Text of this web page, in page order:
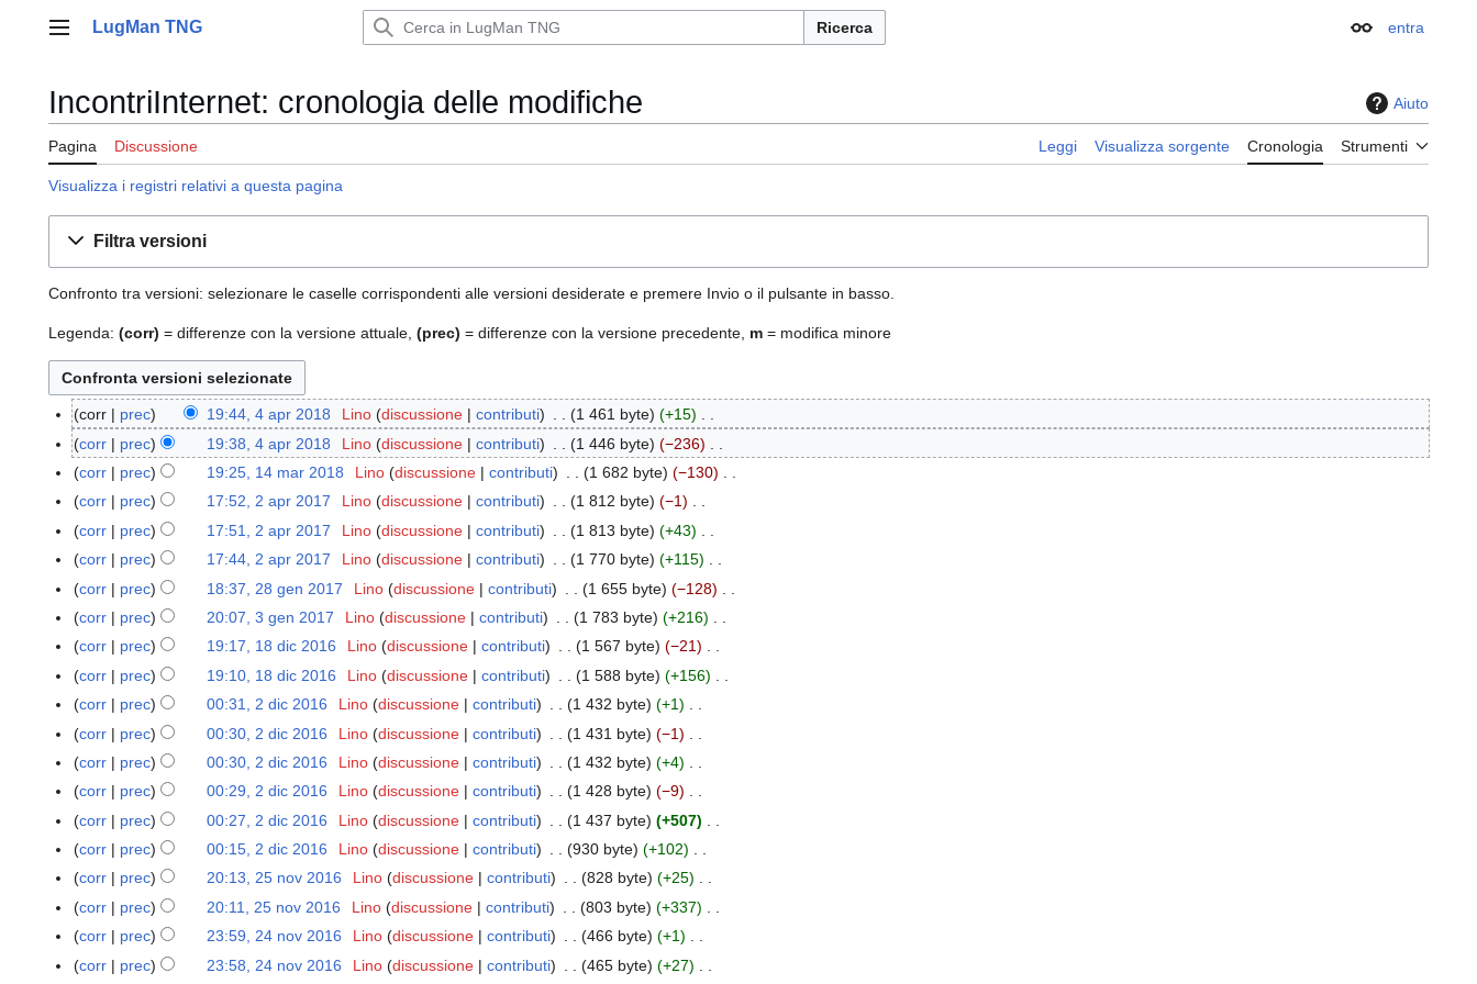
Menu principale
LugMan TNG Ricerca Aspetto
entra
IncontriInternet: cronologia delle modifiche Aiuto
Pagina Discussione Leggi Visualizza sorgente Cronologia Strumenti
Visualizza i registri relativi a questa pagina
Filtra versioni
Confronto tra versioni: selezionare le caselle corrispondenti alle versioni desiderate e premere Invio o il pulsante in basso.
Legenda: (corr) = differenze con la versione attuale, (prec) = differenze con la versione precedente, m = modifica minore
4
a
0
1
8
corr prec 19:44, 4 apr 2018 Lino discussione contributi 1 461 byte
+15
N
e
s
s
u
n
o
g
e
t
t
o
e
l
l
a
m
d
i
f
corr prec 19:38, 4 apr 2018 Lino discussione contributi 1 446 byte
−236
N
s
s
u
n
o
g
e
t
t
o
e
l
l
a
m
d
i
1
4
2
0
1
corr prec 19:25, 14 mar 2018 Lino discussione contributi 1 682 byte
−130
N
s
s
u
n
o
g
e
t
t
o
e
l
l
a
m
d
2
a
0
1
7
corr prec 17:52, 2 apr 2017 Lino discussione contributi 1 812 byte
−1
N
s
s
u
n
o
g
e
t
t
o
e
l
l
a
m
corr prec 17:51, 2 apr 2017 Lino discussione contributi 1 813 byte
+43
N
s
s
u
n
o
g
e
t
t
o
e
l
l
a
corr prec 17:44, 2 apr 2017 Lino discussione contributi 1 770 byte
+115
N
s
s
u
n
o
g
e
t
t
o
e
l
l
2
8
2
0
1
corr prec 18:37, 28 gen 2017 Lino discussione contributi 1 655 byte
−128
N
s
s
u
n
o
g
e
t
t
o
e
l
3
g
0
1
7
corr prec 20:07, 3 gen 2017 Lino discussione contributi 1 783 byte
+216
N
s
s
u
n
o
g
e
t
t
o
e
1
8
2
0
1
corr prec 19:17, 18 dic 2016 Lino discussione contributi 1 567 byte
−21
N
s
s
u
n
o
g
e
t
t
o
corr prec 19:10, 18 dic 2016 Lino discussione contributi 1 588 byte
+156
N
s
s
u
n
o
g
e
t
t
2
d
0
1
6
corr prec 00:31, 2 dic 2016 Lino discussione contributi 1 432 byte
+1
N
s
s
u
n
o
g
e
t
corr prec 00:30, 2 dic 2016 Lino discussione contributi 1 431 byte
−1
N
s
s
u
n
o
g
e
corr prec 00:30, 2 dic 2016 Lino discussione contributi 1 432 byte
+4
N
s
s
u
n
o
g
corr prec 00:29, 2 dic 2016 Lino discussione contributi 1 428 byte
−9
N
s
s
u
n
o
corr prec 00:27, 2 dic 2016 Lino discussione contributi 1 437 byte
+507
N
s
s
u
n
corr prec 00:15, 2 dic 2016 Lino discussione contributi 930 byte
+102
N
s
s
u
2
5
corr prec 20:13, 25 nov 2016 Lino discussione contributi 828 byte
+25
N
s
s
corr prec 20:11, 25 nov 2016 Lino discussione contributi 803 byte
+337
N
s
2
4
corr prec 23:59, 24 nov 2016 Lino discussione contributi 466 byte
+1
Ncorr prec 23:58, 24 nov 2016 Lino discussione contributi 465 byte
+27